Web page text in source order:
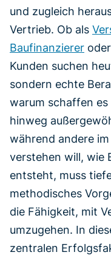
und zugleich
Vertrieb. Ob als
Baufinanzierer
Kunden suchen
sondern echte
warum schaffen es
hinweg
während andere
verstehen will, wie
entsteht, muss
methodisches
die Fähigkeit, mit
umzugehen. In
zentralen